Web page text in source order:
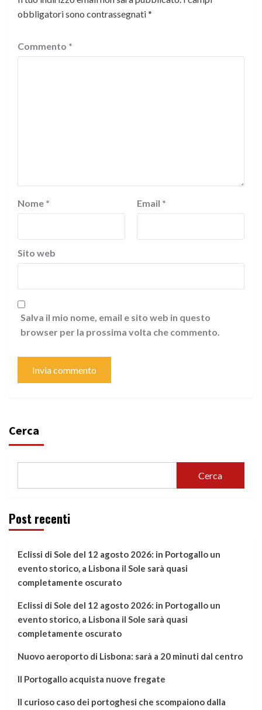
obbligatori sono contrassegnati*
Commento *
Nome * Email *
Sito web
Salva il mio nome, email e sito web in questo
browser per la prossima volta che commento.
Cerca
Cerca
Post recenti
Eclissi di Sole del 12 agosto 2026: in Portogallo un
evento storico, a Lisbona il Sole sarà quasi
completamente oscurato
Eclissi di Sole del 12 agosto 2026: in Portogallo un
evento storico, a Lisbona il Sole sarà quasi
completamente oscurato
Nuovo aeroporto di Lisbona: sarà a 20 minuti dal centro
Il Portogallo acquista nuove fregate
Il curioso caso dei portoghesi che scompaiono dalla